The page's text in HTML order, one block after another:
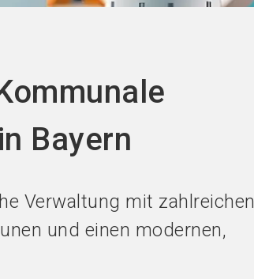
Bayern
Verwaltung mit zahlreichen
und einen modernen,